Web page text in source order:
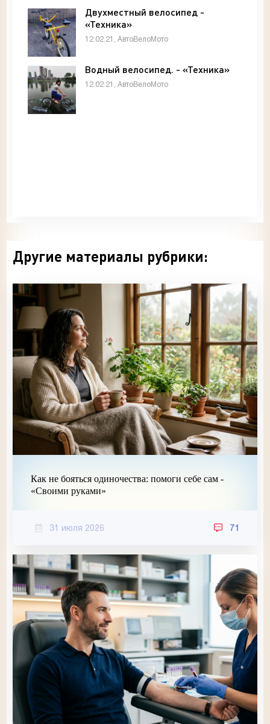
Двухместный велосипед -
«Техника»
12.02.21, АвтоВелоМото
Водный велосипед. - «Техника»
12.02.21, АвтоВелоМото
Другие материалы рубрики:
Как не бояться одиночества: помоги себе сам -
«Своими руками»
31 июля 2026 71